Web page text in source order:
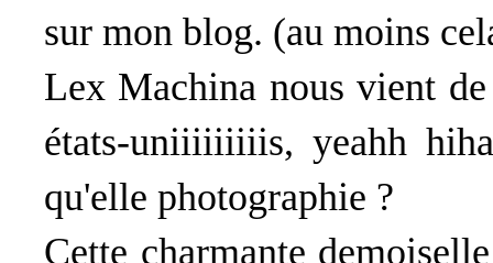
sur mon blog. (au moins
Lex Machina nous vient
états-uniiiiiiiiis, yeahh
qu'elle photographie ?
Cette charmante